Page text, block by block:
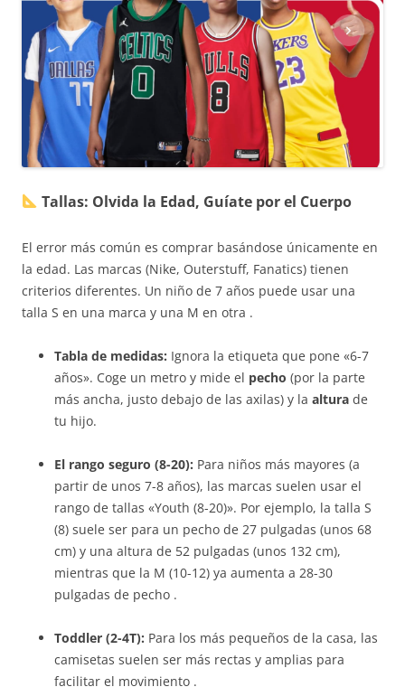
Tallas: Olvida la Edad, Guíate por el Cuerpo
El error más común es comprar basándose únicamente en
la edad. Las marcas (Nike, Outerstuff, Fanatics) tienen
criterios diferentes. Un niño de 7 años puede usar una
talla S en una marca y una M en otra .
Tabla de medidas: Ignora la etiqueta que pone «6-7
años». Coge un metro y mide el pecho (por la parte
más ancha, justo debajo de las axilas) y la altura de
tu hijo.
El rango seguro (8-20): Para niños más mayores (a
partir de unos 7-8 años), las marcas suelen usar el
rango de tallas «Youth (8-20)». Por ejemplo, la talla S
(8) suele ser para un pecho de 27 pulgadas (unos 68
cm) y una altura de 52 pulgadas (unos 132 cm),
mientras que la M (10-12) ya aumenta a 28-30
pulgadas de pecho .
Toddler (2-4T): Para los más pequeños de la casa, las
camisetas suelen ser más rectas y amplias para
facilitar el movimiento .